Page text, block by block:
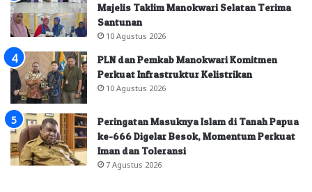
Majelis Taklim Manokwari Selatan Terima
Santunan
10 Agustus 2026
PLN dan Pemkab Manokwari Komitmen
Perkuat Infrastruktur Kelistrikan
10 Agustus 2026
Peringatan Masuknya Islam di Tanah Papua
ke-666 Digelar Besok, Momentum Perkuat
Iman dan Toleransi
7 Agustus 2026